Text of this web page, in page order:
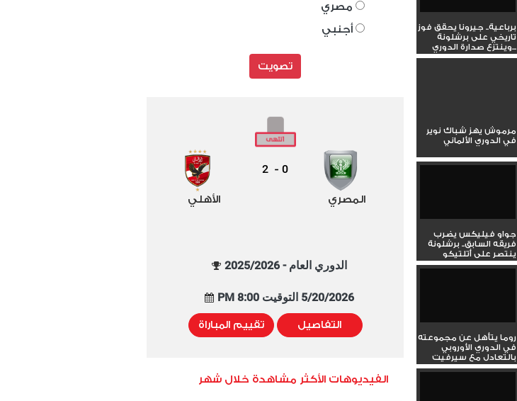
برباعية.. جيرونا يحقق فوز
تاريخي على برشلونة
وينتزع صدارة الدوري...
مرموش يهز شباك نوير
في الدوري الألماني
جواو فيليكس يضرب
فريقه السابق.. برشلونة
ينتصر على أتلتيكو
ويكرس...
روما يتأهل عن مجموعته
في الدوري الأوروبي
بالتعادل مع سيرفيت
مصري
أجنبي
تصويت
المصري
0
-
2
الأهلي
الدوري العام - 2025/2026
5/20/2026 التوقيت 8:00 PM
التفاصيل تقييم المباراة
الفيديوهات الأكثر مشاهدة خلال شهر